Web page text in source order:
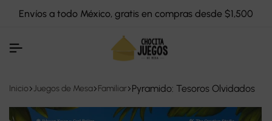
Envíos a todo México, gratis en compras desde $1,500
Inicio Juegos de Mesa Familiar Pyramido: Tesoros Olvidados